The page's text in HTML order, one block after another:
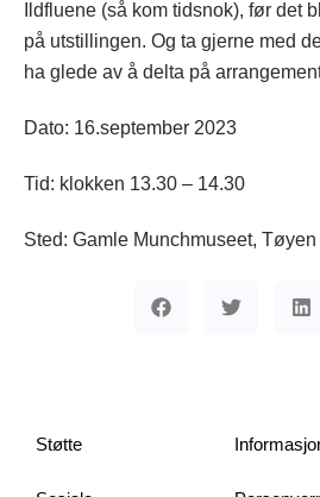
Ildfluene (så kom tidsnok), før det
på utstillingen. Og ta gjerne med
ha glede av å delta på
Dato: 16.september 2023
Tid: klokken 13.30 – 14.30
Sted: Gamle Munchmuseet, Tøyen
Støtte